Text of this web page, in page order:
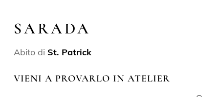
SARADA
Abito di St. Patrick
VIENI A PROVARLO IN ATELIER